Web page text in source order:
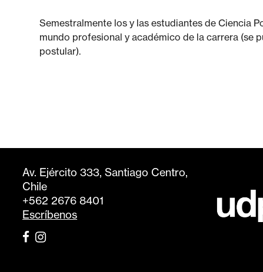
Semestralmente los y las estudiantes de Ciencia
mundo profesional y académico de la carrera (se
postular).
Av. Ejército 333, Santiago Centro,
Chile
+562 2676 8401
Escríbenos